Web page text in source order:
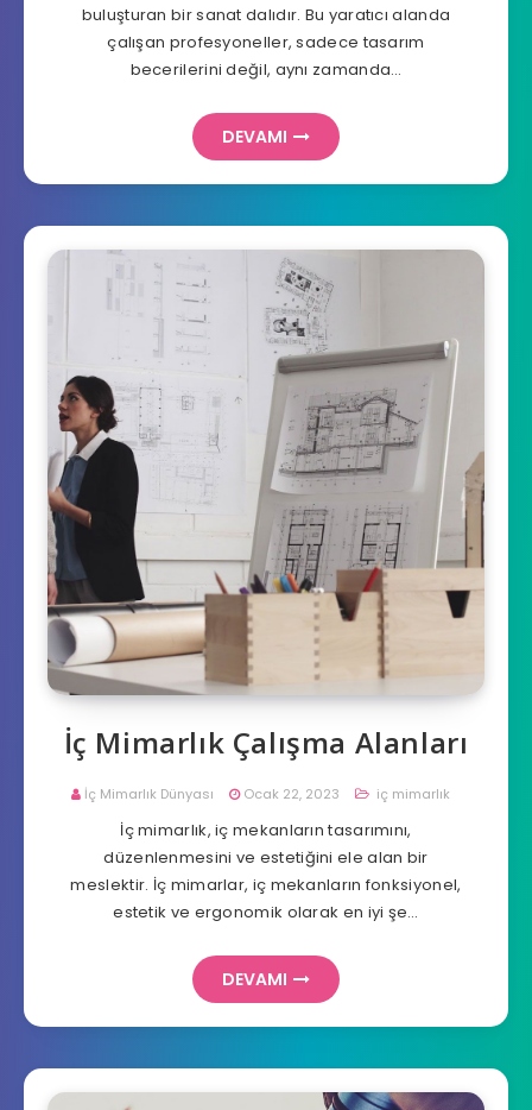
buluşturan bir sanat dalıdır. Bu yaratıcı alanda
çalışan profesyoneller, sadece tasarım
becerilerini değil, aynı zamanda…
DEVAMI
İç Mimarlık Çalışma Alanları
İç Mimarlık Dünyası Ocak 22, 2023 iç mimarlık
İç mimarlık, iç mekanların tasarımını,
düzenlenmesini ve estetiğini ele alan bir
meslektir. İç mimarlar, iç mekanların fonksiyonel,
estetik ve ergonomik olarak en iyi şe…
DEVAMI